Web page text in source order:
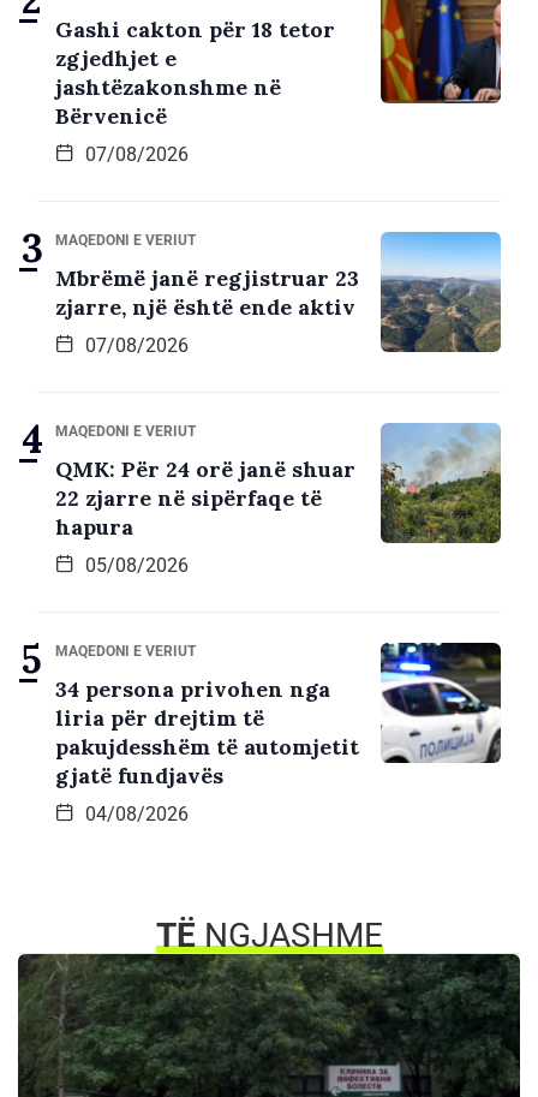
Gashi cakton për 18 tetor
zgjedhjet e
jashtëzakonshme në
Bërvenicë
07/08/2026
MAQEDONI E VERIUT
Mbrëmë janë regjistruar 23
zjarre, një është ende aktiv
07/08/2026
MAQEDONI E VERIUT
QMK: Për 24 orë janë shuar
22 zjarre në sipërfaqe të
hapura
05/08/2026
MAQEDONI E VERIUT
34 persona privohen nga
liria për drejtim të
pakujdesshëm të automjetit
gjatë fundjavës
04/08/2026
TËNGJASHME